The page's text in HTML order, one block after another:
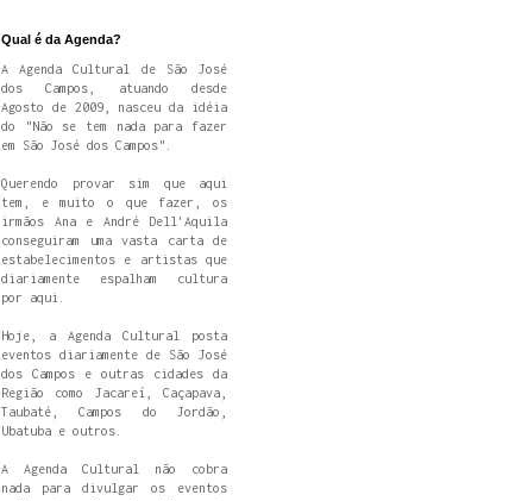
Qual é da Agenda?
A Agenda Cultural de São José
dos Campos, atuando desde
Agosto de 2009, nasceu da idéia
do "Não se tem nada para fazer
em São José dos Campos".
Querendo provar sim que aqui
tem, e muito o que fazer, os
irmãos Ana e André Dell'Aquila
conseguiram uma vasta carta de
estabelecimentos e artistas que
diariamente espalham cultura
por aqui.
Hoje, a Agenda Cultural posta
eventos diariamente de São José
dos Campos e outras cidades da
Região como Jacareí, Caçapava,
Taubaté, Campos do Jordão,
Ubatuba e outros.
A Agenda Cultural não cobra
nada para divulgar os eventos